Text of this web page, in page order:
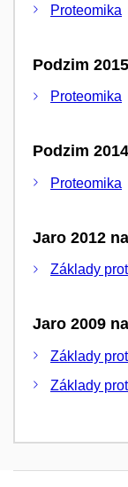
Proteomika
Podzim
Proteomika
Podzim
Proteomika
Jaro 2012
Základy
Jaro 2009
Základy
Základy